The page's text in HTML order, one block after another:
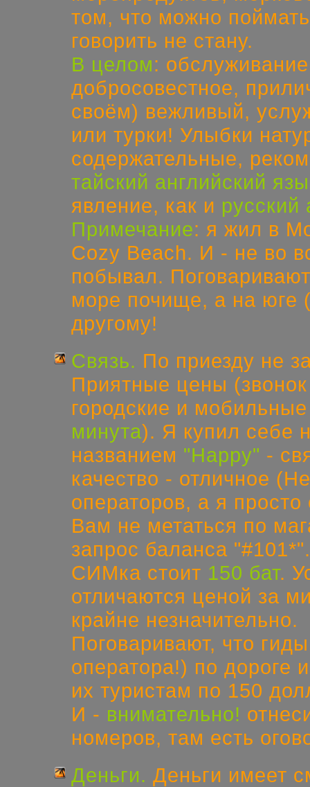
том, что можно
говорить не стану.
В целом:
добросовестное,
своём) вежливый,
или турки! Улыбки
содержательные,
тайский английский
явление, как и русский
Примечание: я жил в
Cozy Beach. И - не во
побывал.
море почище, а на юге
другому!
Связь. По приезду не
Приятные цены
городские и
минута). Я купил себе
названием "Happy" -
качество - отличное
операторов, а я
Вам не метаться по
запрос баланса
СИМка стоит 150 бат.
отличаются ценой за
крайне незначительно.
Поговаривают, что
оператора!) по дороге
их туристам по 150
И - внимательно!
номеров, там есть
Деньги.Деньги имеет